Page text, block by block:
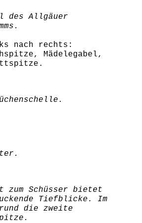
des Allgäuer
nach rechts:
Mädelegabel,
zum Schüsser bietet
Tiefblicke. Im
die zweite